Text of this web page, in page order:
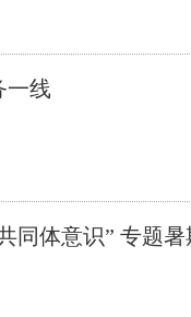
一线
同体意识” 专题